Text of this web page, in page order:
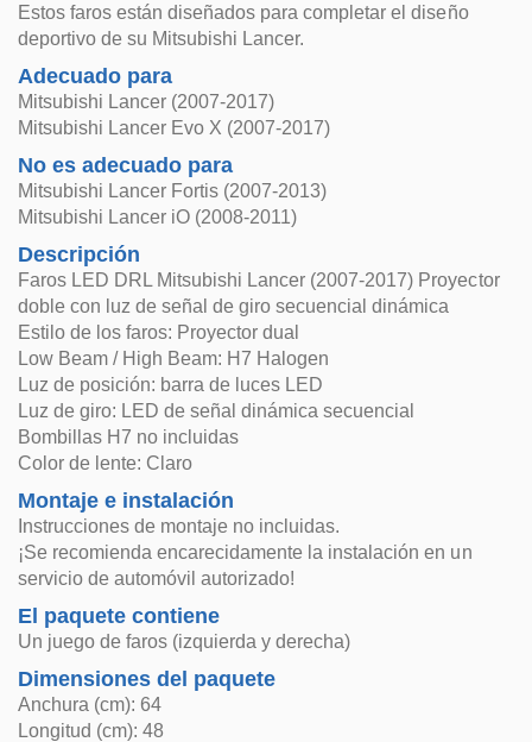
Estos faros están diseñados para completar el diseño
deportivo de su Mitsubishi Lancer.
Adecuado para
Mitsubishi Lancer (2007-2017)
Mitsubishi Lancer Evo X (2007-2017)
No es adecuado para
Mitsubishi Lancer Fortis (2007-2013)
Mitsubishi Lancer iO (2008-2011)
Descripción
Faros LED DRL Mitsubishi Lancer (2007-2017) Proyector
doble con luz de señal de giro secuencial dinámica
Estilo de los faros: Proyector dual
Low Beam / High Beam: H7 Halogen
Luz de posición: barra de luces LED
Luz de giro: LED de señal dinámica secuencial
Bombillas H7 no incluidas
Color de lente: Claro
Montaje e instalación
Instrucciones de montaje no incluidas.
¡Se recomienda encarecidamente la instalación en un
servicio de automóvil autorizado!
El paquete contiene
Un juego de faros (izquierda y derecha)
Dimensiones del paquete
Anchura (cm): 64
Longitud (cm): 48